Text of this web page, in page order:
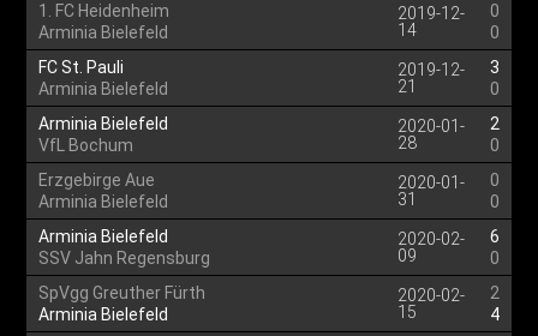
1. FC Heidenheim
Arminia Bielefeld
2019-12-
14
0
0
FC St. Pauli
Arminia Bielefeld
2019-12-
21
3
0
Arminia Bielefeld
VfL Bochum
2020-01-
28
2
0
Erzgebirge Aue
Arminia Bielefeld
2020-01-
31
0
0
Arminia Bielefeld
SSV Jahn Regensburg
2020-02-
09
6
0
SpVgg Greuther Fürth
Arminia Bielefeld
2020-02-
15
2
4